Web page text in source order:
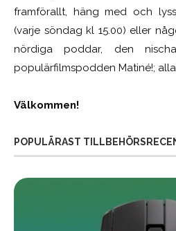
framförallt, häng med och
(varje söndag kl 15.00) eller
nördiga poddar, den
populärfilmspodden Matiné!;
Välkommen!
POPULÄRAST